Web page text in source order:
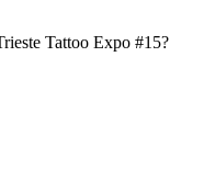
Tattoo Expo #15?